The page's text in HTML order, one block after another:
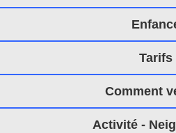
Tarifs
Comment
Activité -